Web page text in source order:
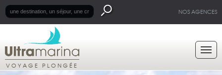
NOS AGENCES
VOYAGE PLONGÉE